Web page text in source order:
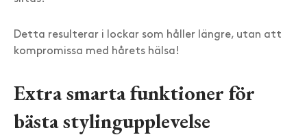
Detta resulterar i lockar som håller längre, utan att
kompromissa med hårets hälsa!
Extra smarta funktioner för
bästa stylingupplevelse